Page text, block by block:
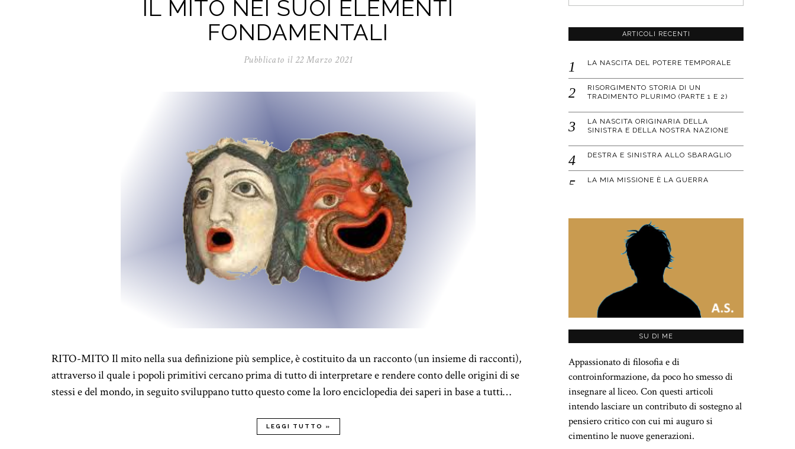
IL MITO NEI SUOI ELEMENTI
FONDAMENTALI
Pubblicato il 22 Marzo 2021
RITO-MITO Il mito nella sua definizione più semplice, è costituito da un racconto (un insieme di racconti),
attraverso il quale i popoli primitivi cercano prima di tutto di interpretare e rendere conto delle origini di se
stessi e del mondo, in seguito sviluppano tutto questo come la loro enciclopedia dei saperi in base a tutti…
LEGGI TUTTO »
ARTICOLI RECENTI
LA NASCITA DEL POTERE TEMPORALE
RISORGIMENTO STORIA DI UN
TRADIMENTO PLURIMO (PARTE 1 E 2)
LA NASCITA ORIGINARIA DELLA
SINISTRA E DELLA NOSTRA NAZIONE
DESTRA E SINISTRA ALLO SBARAGLIO
LA MIA MISSIONE È LA GUERRA
SU DI ME
Appassionato di filosofia e di
controinformazione, da poco ho smesso di
insegnare al liceo. Con questi articoli
intendo lasciare un contributo di sostegno al
pensiero critico con cui mi auguro si
cimentino le nuove generazioni.